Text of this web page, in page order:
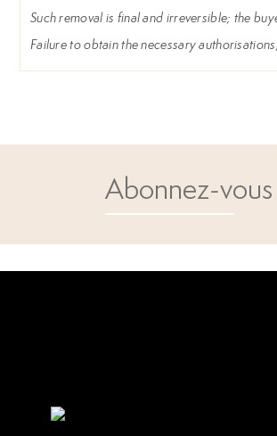
Such removal is final and irreversible; the
Failure to obtain the necessary
Abonnez-